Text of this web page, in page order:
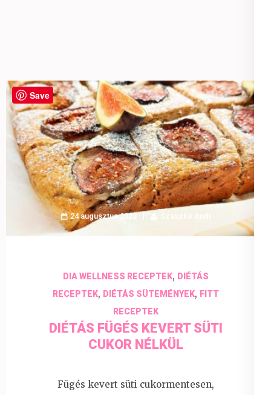
24 augusztus 2023 Szaszkó Andi
DIA WELLNESS RECEPTEK, DIÉTÁS
RECEPTEK, DIÉTÁS SÜTEMÉNYEK, FITT
RECEPTEK
DIÉTÁS FÜGÉS KEVERT SÜTI
CUKOR NÉLKÜL
Fügés kevert süti cukormentesen,
Save